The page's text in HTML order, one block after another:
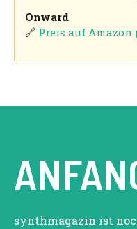
Onward
🔗 Preis auf Amazon
synthmagazin ist